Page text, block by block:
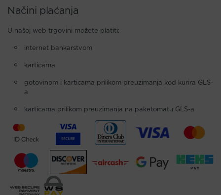
Načini plaćanja
U našoj web trgovini možete platiti:
internet bankarstvom
karticama
gotovinom i karticama prilikom preuzimanja kod kurira GLS-
a
karticama prilikom preuzimanja na paketomatu GLS-a